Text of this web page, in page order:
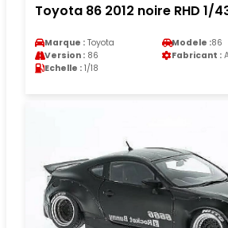
Toyota 86 2012 noire RHD 1/
Marque : Toyota Modele :86
Version : 86 Fabricant :
Echelle : 1/18